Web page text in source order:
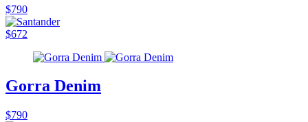
$790
$672
Gorra Denim
$790